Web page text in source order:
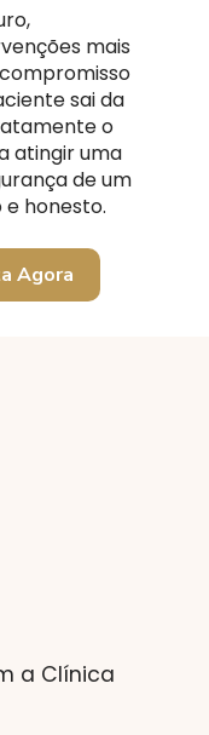
mais
sai da
o
atingir uma
de um
honesto.
Agora
a Clínica